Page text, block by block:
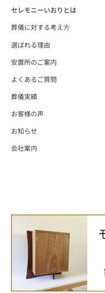
セレモニーいおりとは
葬儀に対する考え⽅
選ばれる理由
安置所のご案内
よくあるご質問
葬儀実績
お客様の声
お知らせ
会社案内